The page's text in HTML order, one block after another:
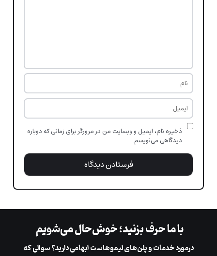
ذخیره نام، ایمیل و وبسایت من در مرورگر برای زمانی که دوباره
دیدگاهی می‌نویسم.
با ما حرف بزنید؛ خوش‌حال می‌شویم
در‌مورد خدمات و پلن‌های لیمو‌هاست ابهامی دارید؟ سوالی که